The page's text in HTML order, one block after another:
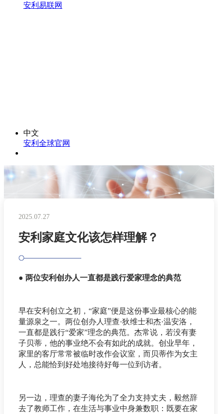
安利易联网
中文
安利全球官网
2025.07.27
安利家庭文化该怎样理解？
● 两位安利创办人一直都是践行爱家理念的典范
早在安利创立之初，“家庭”便是这份事业最核心的能
量源泉之一。两位创办人理查·狄维士和杰·温安洛，
一直都是践行“爱家”理念的典范。杰常说，若没有妻
子贝蒂，他的事业绝不会有如此的成就。创业早年，
家里的客厅常常被临时改作会议室，而贝蒂作为女主
人，总能恰到好处地接待好每一位到访者。
另一边，理查的妻子海伦为了全力支持丈夫，毅然辞
去了教师工作，在生活与事业中身兼数职：既要在家